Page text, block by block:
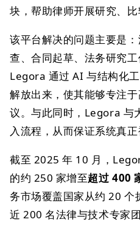
块，帮助律师开展研究、比
该平台解决的问题主要是
查、合同起草、法务研究
Legora 通过 AI 与结构化
解放出来，使其能够专注
议。与此同时，Legora 与
入流程，从而保证系统真正
截至 2025 年 10 月，
的约 250 家增至超过 400
务市场覆盖国家从约 20 个
近 200 名法律与技术专家